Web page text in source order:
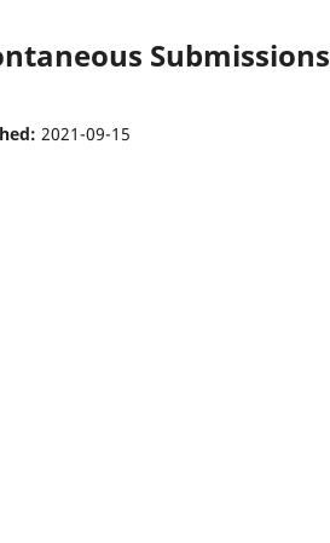
Submissions
2021-09-15